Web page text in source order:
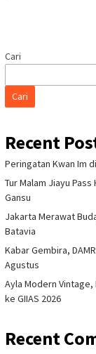
Cari
Cari
Recent
Peringatan Kwan Im
Tur Malam Jiayu
Gansu
Jakarta Merawat
Batavia
Kabar Gembira,
Agustus
Ayla Modern Vintage,
ke GIIAS 2026
Recent